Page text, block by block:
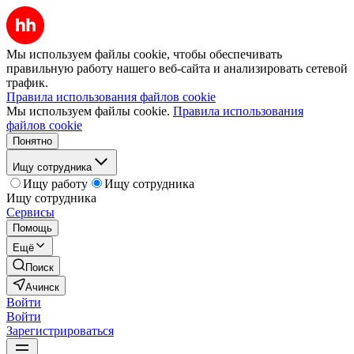
Мы используем файлы cookie, чтобы обеспечивать
правильную работу нашего веб-сайта и анализировать сетевой
трафик.
Правила использования файлов cookie
Мы используем файлы cookie. Правила использования
файлов cookie
Понятно
Ищу сотрудника
Ищу работу
Ищу сотрудника
Ищу сотрудника
Сервисы
Помощь
Ещё
Поиск
Ачинск
Войти
Войти
Зарегистрироваться